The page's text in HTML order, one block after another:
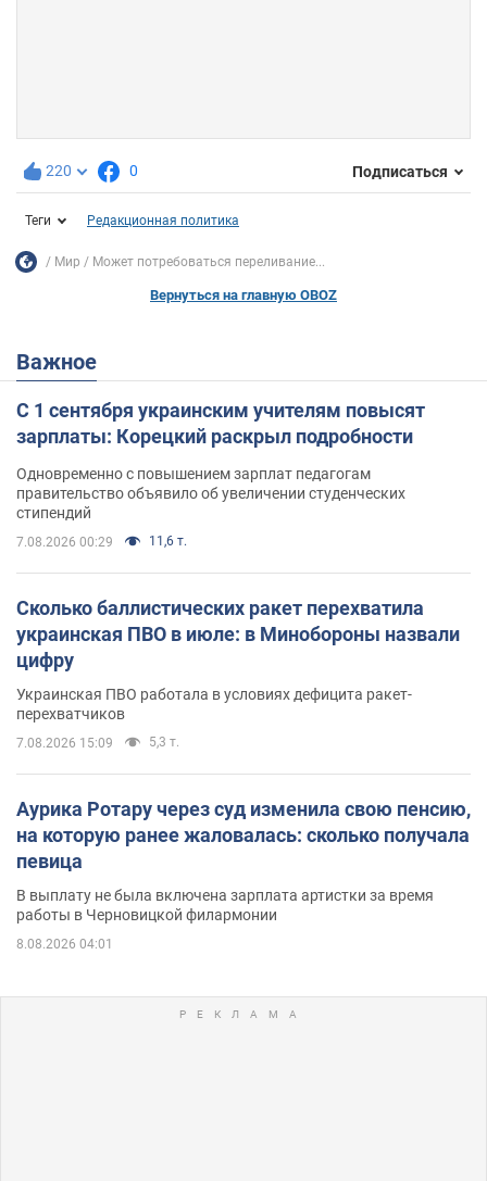
220 0 Подписаться
Теги Редакционная политика
Мир Может потребоваться переливание...
Вернуться на главную OBOZ
Важное
С 1 сентября украинским учителям повысят
зарплаты: Корецкий раскрыл подробности
Одновременно с повышением зарплат педагогам
правительство объявило об увеличении студенческих
стипендий
7.08.2026 00:29 11,6 т.
Сколько баллистических ракет перехватила
украинская ПВО в июле: в Минобороны назвали
цифру
Украинская ПВО работала в условиях дефицита ракет-
перехватчиков
7.08.2026 15:09 5,3 т.
Аурика Ротару через суд изменила свою пенсию,
на которую ранее жаловалась: сколько получала
певица
В выплату не была включена зарплата артистки за время
работы в Черновицкой филармонии
8.08.2026 04:01